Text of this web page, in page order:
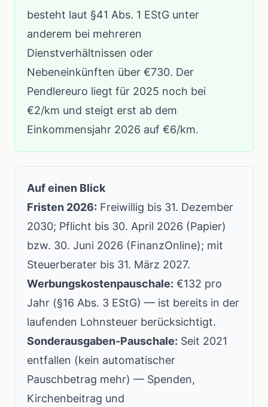
besteht laut §41 Abs. 1 EStG unter
anderem bei mehreren
Dienstverhältnissen oder
Nebeneinkünften über €730. Der
Pendlereuro liegt für 2025 noch bei
€2/km und steigt erst ab dem
Einkommensjahr 2026 auf €6/km.
Auf einen Blick
Fristen 2026: Freiwillig bis 31. Dezember
2030; Pflicht bis 30. April 2026 (Papier)
bzw. 30. Juni 2026 (FinanzOnline); mit
Steuerberater bis 31. März 2027.
Werbungskostenpauschale: €132 pro
Jahr (§16 Abs. 3 EStG) — ist bereits in der
laufenden Lohnsteuer berücksichtigt.
Sonderausgaben-Pauschale: Seit 2021
entfallen (kein automatischer
Pauschbetrag mehr) — Spenden,
Kirchenbeitrag und